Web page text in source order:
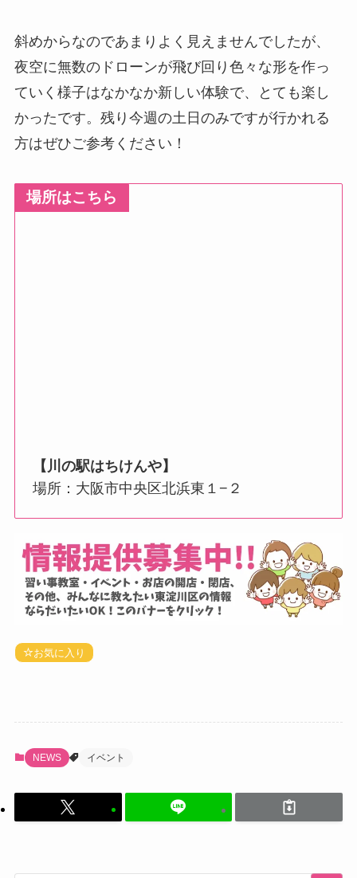
斜めからなのであまりよく見えませんでしたが、
夜空に無数のドローンが飛び回り色々な形を作っ
ていく様子はなかなか新しい体験で、とても楽し
かったです。残り今週の土日のみですが行かれる
方はぜひご参考ください！
場所はこちら
【 川の駅はちけんや】
場所：大阪市中央区北浜東１−２
お気に入り
NEWS イベント